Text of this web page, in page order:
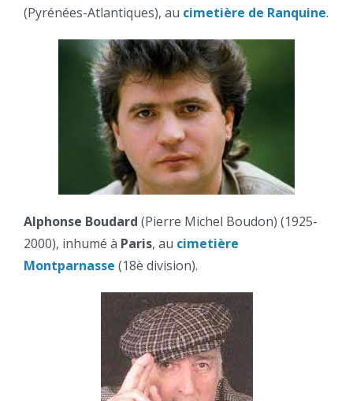
(Pyrénées-Atlantiques), au cimetière de Ranquine.
Alphonse Boudard (Pierre Michel Boudon) (1925-
2000), inhumé à Paris, au cimetière
Montparnasse (18è division).